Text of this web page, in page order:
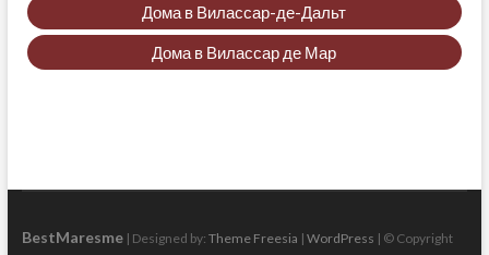
Дома в Вилассар-де-Дальт
Дома в Вилассар де Мар
BestMaresme| Designed by: Theme Freesia | WordPress | © Copyright